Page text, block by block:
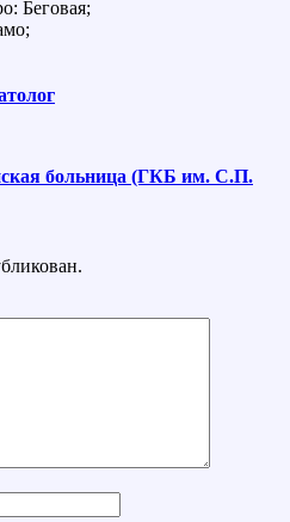
Беговая;
больница (ГКБ им. С.П.